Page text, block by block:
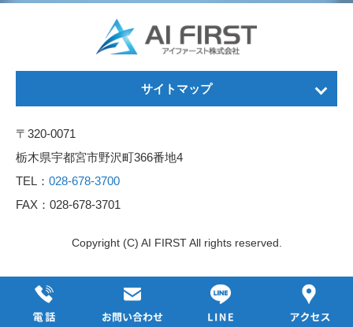
サイトマップ
事業内容
事例紹介
プライバシーポリシー
〒320-0071
栃木県宇都宮市野沢町366番地4
TEL： 028-678-3700
FAX：028-678-3701
Copyright (C) AI FIRST All rights reserved.